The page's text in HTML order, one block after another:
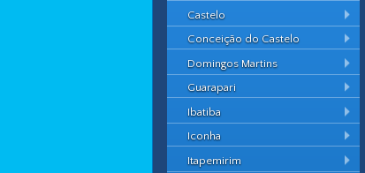
Castelo
Conceição do Castelo
Domingos Martins
Guarapari
Ibatiba
Iconha
Itapemirim